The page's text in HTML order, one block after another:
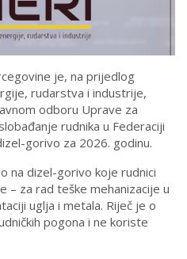
je, na prijedlog
rudarstva i industrije,
odboru Uprave za
rudnika u Federaciji
gorivo za 2026. godinu.
na dizel-gorivo koje rudnici
– za rad teške mehanizacije u
uglja i metala. Riječ je o
pogona i ne koriste